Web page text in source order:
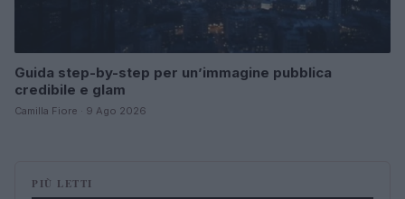
Guida step-by-step per un’immagine pubblica
credibile e glam
Camilla Fiore · 9 Ago 2026
PIÙ LETTI